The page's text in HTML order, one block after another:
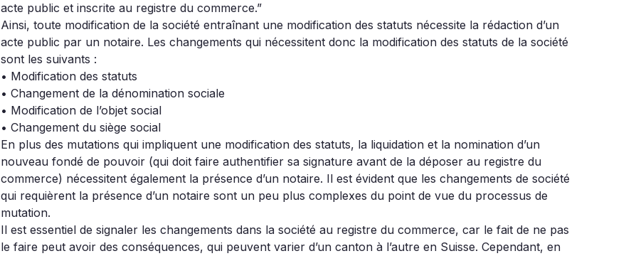
acte public et inscrite au registre du commerce.”
Ainsi, toute modification de la société entraînant une modification des statuts nécessite la rédaction d’un
acte public par un notaire. Les changements qui nécessitent donc la modification des statuts de la société
sont les suivants :
• Modification des statuts
• Changement de la dénomination sociale
• Modification de l’objet social
• Changement du siège social
En plus des mutations qui impliquent une modification des statuts, la liquidation et la nomination d’un
nouveau fondé de pouvoir (qui doit faire authentifier sa signature avant de la déposer au registre du
commerce) nécessitent également la présence d’un notaire. Il est évident que les changements de société
qui requièrent la présence d’un notaire sont un peu plus complexes du point de vue du processus de
mutation.
Il est essentiel de signaler les changements dans la société au registre du commerce, car le fait de ne pas
le faire peut avoir des conséquences, qui peuvent varier d’un canton à l’autre en Suisse. Cependant, en